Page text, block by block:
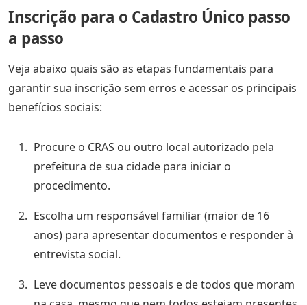
Inscrição para o Cadastro Único passo
a passo
Veja abaixo quais são as etapas fundamentais para
garantir sua inscrição sem erros e acessar os principais
benefícios sociais:
Procure o CRAS ou outro local autorizado pela
prefeitura de sua cidade para iniciar o
procedimento.
Escolha um responsável familiar (maior de 16
anos) para apresentar documentos e responder à
entrevista social.
Leve documentos pessoais e de todos que moram